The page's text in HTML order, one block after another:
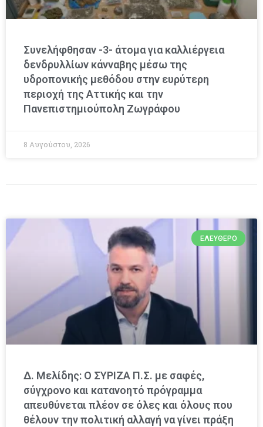
Συνελήφθησαν -3- άτομα για καλλιέργεια
δενδρυλλίων κάνναβης μέσω της
υδροπονικής μεθόδου στην ευρύτερη
περιοχή της Αττικής και την
Πανεπιστημιούπολη Ζωγράφου
8 Αυγούστου, 2026
ΕΛΕΎΘΕΡΟ
Δ. Μελίδης: Ο ΣΥΡΙΖΑ Π.Σ. με σαφές,
σύγχρονο και κατανοητό πρόγραμμα
απευθύνεται πλέον σε όλες και όλους που
θέλουν την πολιτική αλλαγή να γίνει πράξη